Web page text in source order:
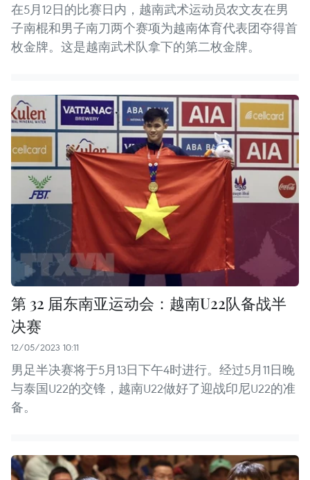
在5月12日的比赛日内，越南武术运动员农文友在男
子南棍和男子南刀两个赛项为越南体育代表团夺得首
枚金牌。这是越南武术队拿下的第二枚金牌。
第 32 届东南亚运动会：越南U22队备战半
决赛
12/05/2023 10:11
男足半决赛将于5月13日下午4时进行。经过5月11日晚
与泰国U22的交锋，越南U22做好了迎战印尼U22的准
备。